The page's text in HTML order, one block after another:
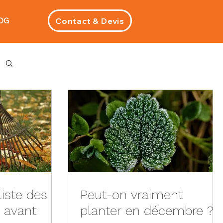
Contact & Devis
des
avant
Peut-on vraiment
planter en décembre ?